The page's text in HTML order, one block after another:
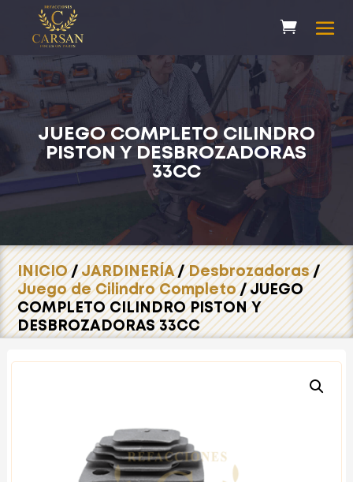
JUEGO COMPLETO CILINDRO
PISTON Y DESBROZADORAS
33CC
INICIO/JARDINERÍA/Desbrozadoras/
Juego de Cilindro Completo/ JUEGO
COMPLETO CILINDRO PISTON Y
DESBROZADORAS 33CC